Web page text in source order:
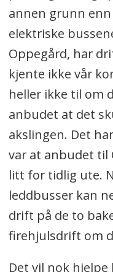
annen grunn
elektriske
Oppegård, har
kjente ikke vår
heller ikke til om
anbudet at det
akslingen. Det
var at anbudet til
litt for tidlig ute.
leddbusser kan
drift på de to
firehjulsdrift om
Det vil nok